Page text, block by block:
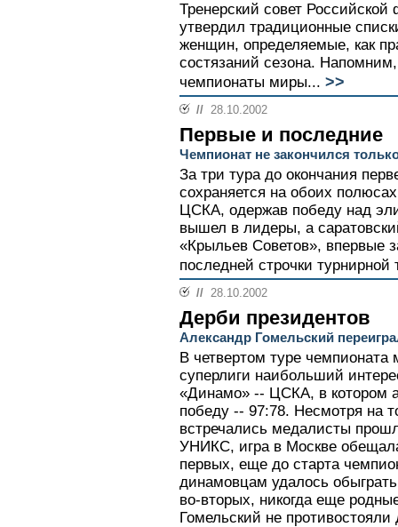
Тренерский совет
утвердил традиционные
женщин, определяемые, как
состязаний сезона.
чемпионаты миры... >>
// 28.10.2002
Первые и последние
Чемпионат не закончился
За три тура до окончания
сохраняется на обоих
ЦСКА, одержав победу над
вышел в лидеры, а
«Крыльев Советов», впервые
последней строчки
// 28.10.2002
Дерби президентов
Александр Гомельский
В четвертом туре чемпионата
суперлиги наибольший
«Динамо» -- ЦСКА, в котором
победу -- 97:78. Несмотря на
встречались медалисты
УНИКС, игра в Москве
первых, еще до старта
динамовцам удалось
во-вторых, никогда еще
Гомельский не противостояли